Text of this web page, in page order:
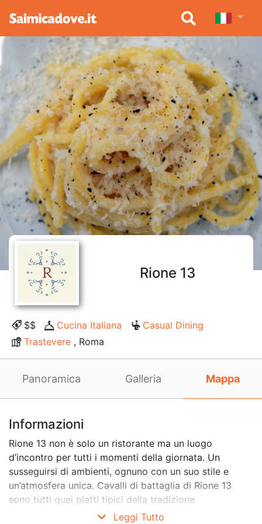
Rione 13
$$ Cucina Italiana
Casual Dining
Trastevere , Roma
Panoramica Galleria Mappa
Informazioni
Rione 13 non è solo un ristorante ma un luogo
d’incontro per tutti i momenti della giornata. Un
susseguirsi di ambienti, ognuno con un suo stile e
un’atmosfera unica. Cavalli di battaglia di Rione 13
sono tutti quei piatti tipici della tradizione
gastronomica romana ma anche il gourmet e la cucina
Leggi Tutto